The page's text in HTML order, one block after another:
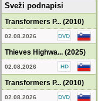
Sveži podnapisi
Transformers P... (2010)
02.08.2026
Thieves Highwa... (2025)
02.08.2026
Transformers P... (2010)
02.08.2026